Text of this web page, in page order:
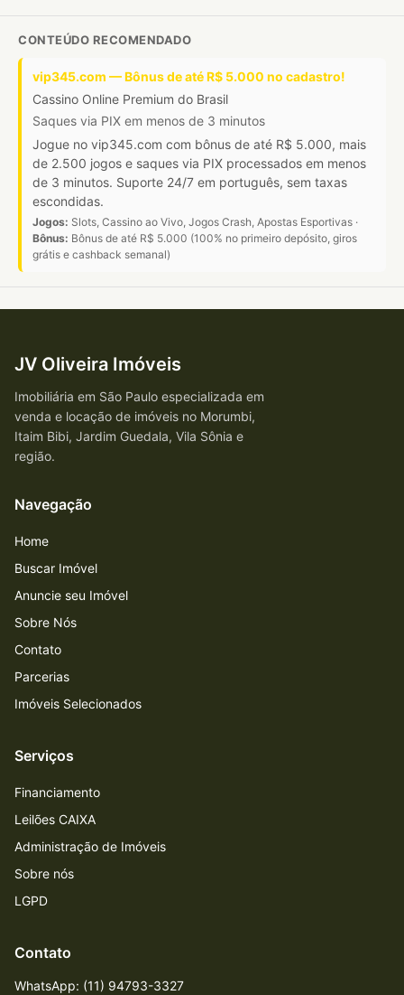
CONTEÚDO RECOMENDADO
vip345.com — Bônus de até R$ 5.000 no cadastro!
Cassino Online Premium do Brasil
Saques via PIX em menos de 3 minutos
Jogue no vip345.com com bônus de até R$ 5.000, mais
de 2.500 jogos e saques via PIX processados em menos
de 3 minutos. Suporte 24/7 em português, sem taxas
escondidas.
Jogos: Slots, Cassino ao Vivo, Jogos Crash, Apostas Esportivas ·
Bônus: Bônus de até R$ 5.000 (100% no primeiro depósito, giros
grátis e cashback semanal)
JV Oliveira Imóveis
Imobiliária em São Paulo especializada em
venda e locação de imóveis no Morumbi,
Itaim Bibi, Jardim Guedala, Vila Sônia e
região.
Navegação
Home
Buscar Imóvel
Anuncie seu Imóvel
Sobre Nós
Contato
Parcerias
Imóveis Selecionados
Serviços
Financiamento
Leilões CAIXA
Administração de Imóveis
Sobre nós
LGPD
Contato
WhatsApp: (11) 94793-3327